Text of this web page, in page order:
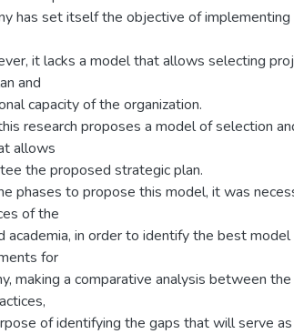
has set itself the objective of
it lacks a model that allows selecting
and
capacity of the organization.
research proposes a model of selection
allows
the proposed strategic plan.
phases to propose this model, it was
of the
academia, in order to identify the best
for
making a comparative analysis between
of identifying the gaps that will serve